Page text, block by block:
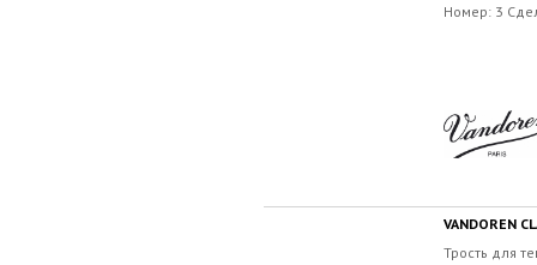
Номер: 3
VANDOREN
Трость для